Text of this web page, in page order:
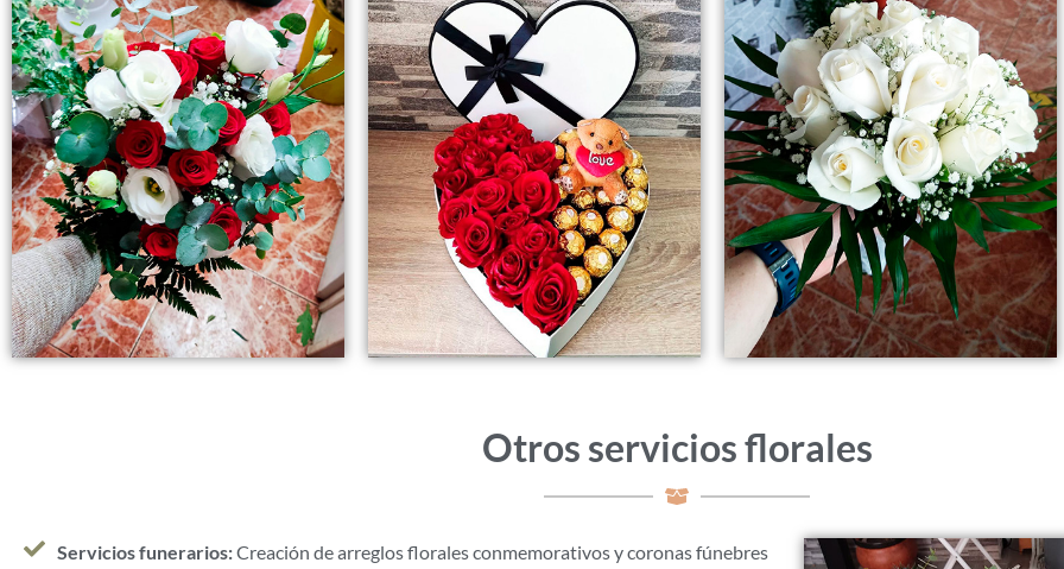
Otros servicios florales
Servicios funerarios:Creación de arreglos florales conmemorativos y coronas fúnebres